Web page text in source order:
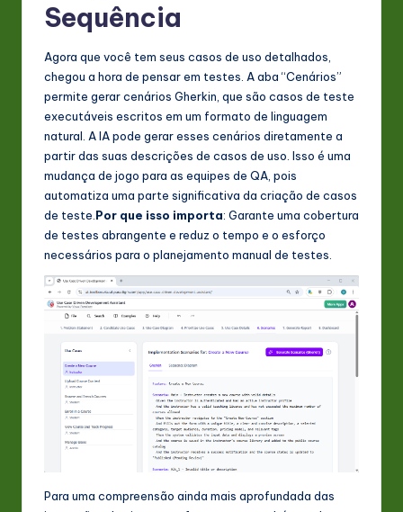
Sequência
Agora que você tem seus casos de uso detalhados,
chegou a hora de pensar em testes. A aba “Cenários”
permite gerar cenários Gherkin, que são casos de teste
executáveis escritos em um formato de linguagem
natural. A IA pode gerar esses cenários diretamente a
partir das suas descrições de casos de uso. Isso é uma
mudança de jogo para as equipes de QA, pois
automatiza uma parte significativa da criação de casos
de teste.Por que isso importa: Garante uma cobertura
de testes abrangente e reduz o tempo e o esforço
necessários para o planejamento manual de testes.
Para uma compreensão ainda mais aprofundada das